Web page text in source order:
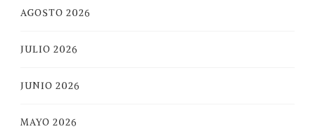
AGOSTO 2026
JULIO 2026
JUNIO 2026
MAYO 2026